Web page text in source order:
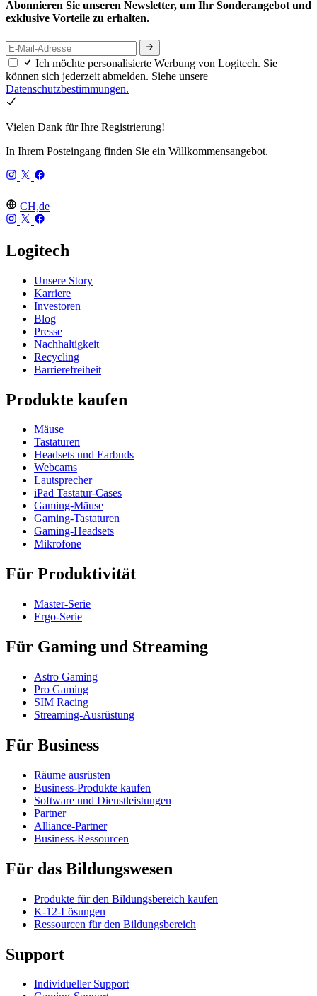
Abonnieren Sie unseren Newsletter, um Ihr Sonderangebot und
exklusive Vorteile zu erhalten.
Ich möchte personalisierte Werbung von Logitech. Sie
können sich jederzeit abmelden. Siehe unsere
Datenschutzbestimmungen.
Vielen Dank für Ihre Registrierung!
In Ihrem Posteingang finden Sie ein Willkommensangebot.
CH,de
Logitech
Unsere Story
Karriere
Investoren
Blog
Presse
Nachhaltigkeit
Recycling
Barrierefreiheit
Produkte kaufen
Mäuse
Tastaturen
Headsets und Earbuds
Webcams
Lautsprecher
iPad Tastatur-Cases
Gaming-Mäuse
Gaming-Tastaturen
Gaming-Headsets
Mikrofone
Für Produktivität
Master-Serie
Ergo-Serie
Für Gaming und Streaming
Astro Gaming
Pro Gaming
SIM Racing
Streaming-Ausrüstung
Für Business
Räume ausrüsten
Business-Produkte kaufen
Software und Dienstleistungen
Partner
Alliance-Partner
Business-Ressourcen
Für das Bildungswesen
Produkte für den Bildungsbereich kaufen
K-12-Lösungen
Ressourcen für den Bildungsbereich
Support
Individueller Support